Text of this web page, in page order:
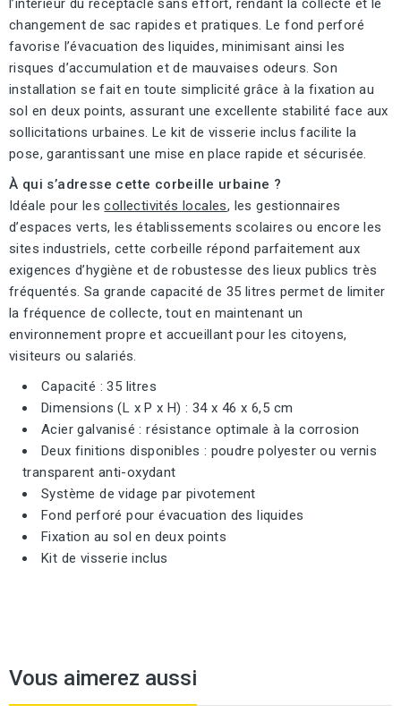
l’intérieur du réceptacle sans effort, rendant la collecte et le
changement de sac rapides et pratiques. Le fond perforé
favorise l’évacuation des liquides, minimisant ainsi les
risques d’accumulation et de mauvaises odeurs. Son
installation se fait en toute simplicité grâce à la fixation au
sol en deux points, assurant une excellente stabilité face aux
sollicitations urbaines. Le kit de visserie inclus facilite la
pose, garantissant une mise en place rapide et sécurisée.
À qui s’adresse cette corbeille urbaine ?
Idéale pour lescollectivités locales, les gestionnaires
d’espaces verts, les établissements scolaires ou encore les
sites industriels, cette corbeille répond parfaitement aux
exigences d’hygiène et de robustesse des lieux publics très
fréquentés. Sa grande capacité de 35 litres permet de limiter
la fréquence de collecte, tout en maintenant un
environnement propre et accueillant pour les citoyens,
visiteurs ou salariés.
Capacité : 35 litres
Dimensions (L x P x H) : 34 x 46 x 6,5 cm
Acier galvanisé : résistance optimale à la corrosion
Deux finitions disponibles : poudre polyester ou vernis
transparent anti-oxydant
Système de vidage par pivotement
Fond perforé pour évacuation des liquides
Fixation au sol en deux points
Kit de visserie inclus
Vous aimerez aussi